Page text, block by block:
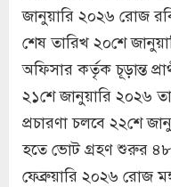
জানুয়ারি ২০২৬ রোজ
শেষ তারিখ ২০শে
অফিসার কর্তৃক চূড়ান্ত
২১শে জানুয়ারি ২০২৬
প্রচারণা চলবে ২২শে
হতে ভোট গ্রহণ শুরুর
ফেব্রুয়ারি ২০২৬ রোজ